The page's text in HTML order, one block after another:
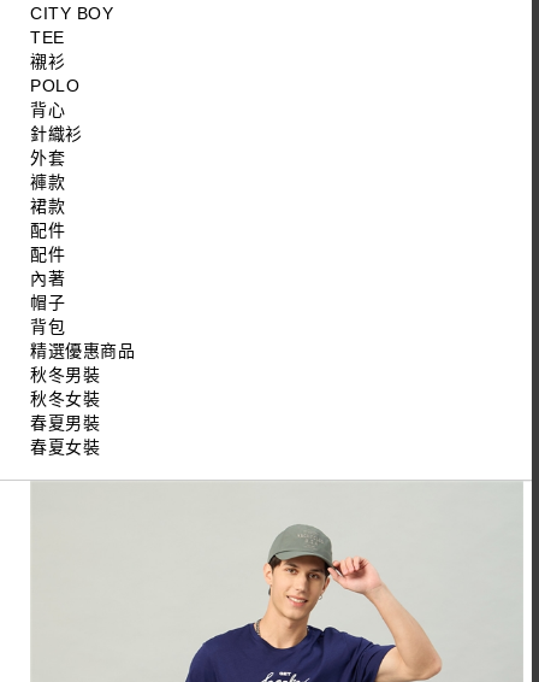
CITY BOY
TEE
襯衫
POLO
背心
針織衫
外套
褲款
裙款
配件
配件
內著
帽子
背包
精選優惠商品
秋冬男裝
秋冬女裝
春夏男裝
春夏女裝